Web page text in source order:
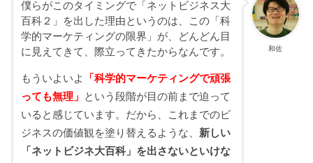
和佐
僕らがこのタイミングで「ネットビジネス大
百科２」を出した理由というのは、この「科
学的マーケティングの限界」が、どんどん目
に見えてきて、際立ってきたからなんです。
もういよいよ
「科学的マーケティングで頑張
っても無理」
という段階が目の前まで迫って
いると感じています。だから、これまでのビ
ジネスの価値観を塗り替えるような、 新しい
「ネットビジネ大百科」を出さないといけな